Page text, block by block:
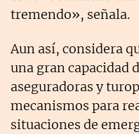
tremendo», señala.
Aun así, considera
una gran capacidad
aseguradoras y
mecanismos para
situaciones de